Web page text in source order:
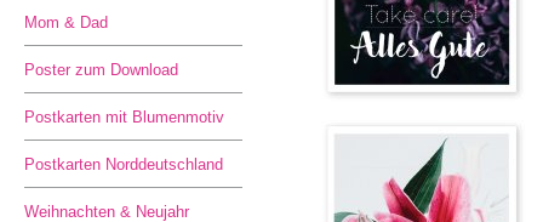
Mom & Dad
Poster zum Download
Postkarten mit Blumenmotiv
Postkarten Norddeutschland
Weihnachten & Neujahr